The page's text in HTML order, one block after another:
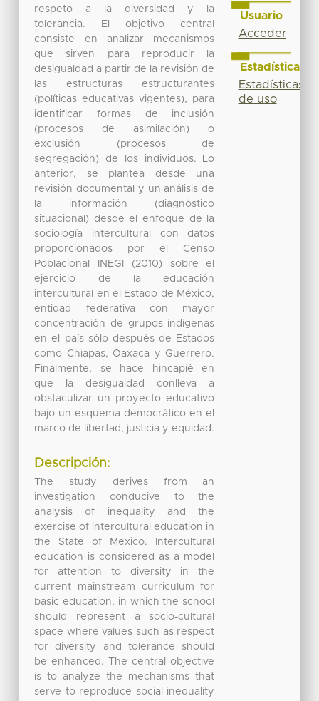
respeto a la diversidad y la
tolerancia. El objetivo central
consiste en analizar mecanismos
que sirven para reproducir la
desigualdad a partir de la revisión de
las estructuras estructurantes
(políticas educativas vigentes), para
identificar formas de inclusión
(procesos de asimilación) o
exclusión (procesos de
segregación) de los individuos. Lo
anterior, se plantea desde una
revisión documental y un análisis de
la información (diagnóstico
situacional) desde el enfoque de la
sociología intercultural con datos
proporcionados por el Censo
Poblacional INEGI (2010) sobre el
ejercicio de la educación
intercultural en el Estado de México,
entidad federativa con mayor
concentración de grupos indígenas
en el país sólo después de Estados
como Chiapas, Oaxaca y Guerrero.
Finalmente, se hace hincapié en
que la desigualdad conlleva a
obstaculizar un proyecto educativo
bajo un esquema democrático en el
marco de libertad, justicia y equidad.
Descripción:
The study derives from an
investigation conducive to the
analysis of inequality and the
exercise of intercultural education in
the State of Mexico. Intercultural
education is considered as a model
for attention to diversity in the
current mainstream curriculum for
basic education, in which the school
should represent a socio-cultural
space where values such as respect
for diversity and tolerance should
be enhanced. The central objective
is to analyze the mechanisms that
serve to reproduce social inequality
Usuario
Acceder
Estadísticas
Estadísticas
de uso